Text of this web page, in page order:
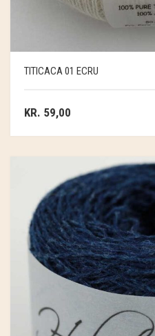
TITICACA 01 ECRU
KR. 59,00